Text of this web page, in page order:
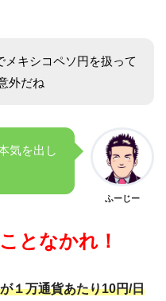
メキシコペソ円を扱って
外だね
気を出し
ふーじー
となかれ！
１万通貨あたり10円/日